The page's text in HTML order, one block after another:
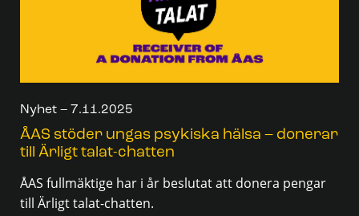
Nyhet – 7.11.2025
ÅAS stöder ungas psykiska hälsa – donerar
till Ärligt talat-chatten
ÅAS fullmäktige har i år beslutat att donera pengar
till Ärligt talat-chatten.